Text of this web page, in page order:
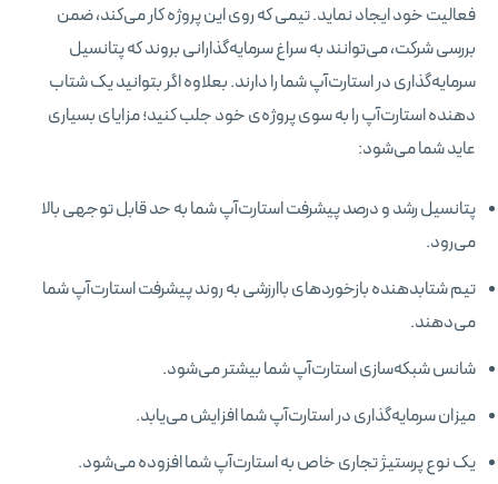
فعالیت خود ایجاد نماید. تیمی که روی این پروژه کار می‌کند، ضمن
بررسی شرکت، می‌توانند به سراغ سرمایه‌گذارانی بروند که پتانسیل
سرمایه‌گذاری در استارت‌آپ شما را دارند. بعلاوه اگر بتوانید یک شتاب
دهنده‌ استارت‌آپ را به سوی پروژه‌ی خود جلب کنید؛ مزایای بسیاری
عاید شما می‌شود:
پتانسیل رشد و درصد پیشرفت استارت‌آپ شما به حد قابل توجهی بالا
می‌رود.
تیم شتابدهنده بازخوردهای باارزشی به روند پیشرفت استارت‌آپ شما
می‌دهند.
شانس شبکه‌سازی استارت‌آپ شما بیشتر می‌شود.
میزان سرمایه‌گذاری در استارت‌آپ شما افزایش می‌یابد.
یک نوع پرستیژ تجاری خاص به استارت‌آپ شما افزوده می‌شود.